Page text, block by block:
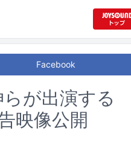
Facebook
が出演する
映像公開